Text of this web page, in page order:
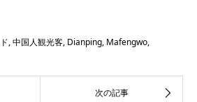
,中国人観光客, Dianping, Mafengwo,